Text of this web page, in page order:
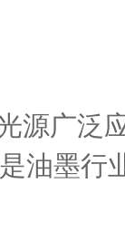
源广泛
油墨行